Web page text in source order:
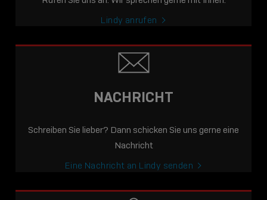
Lindy anrufen
NACHRICHT
Schreiben Sie lieber? Dann schicken Sie uns gerne eine
Nachricht
Eine Nachricht an Lindy senden